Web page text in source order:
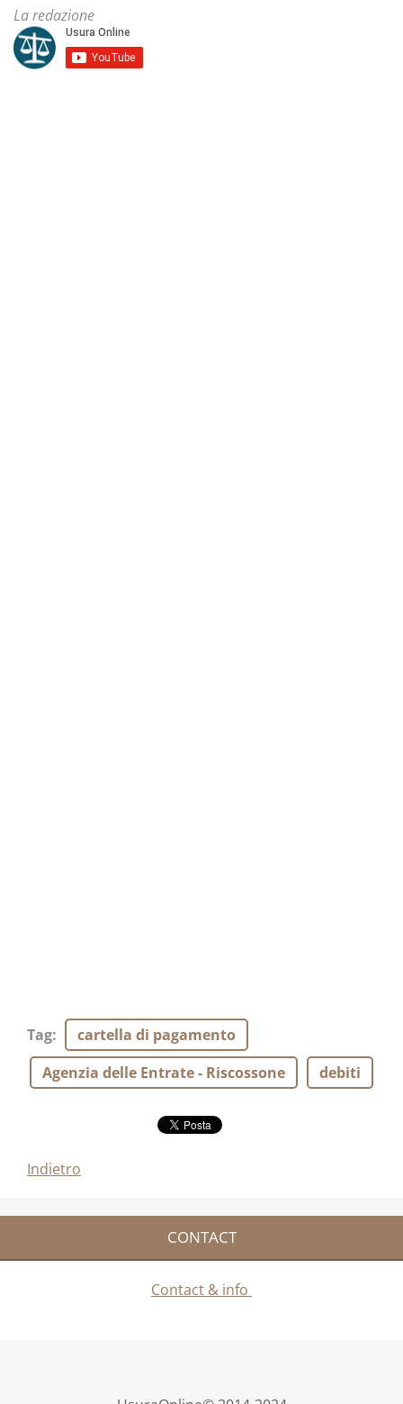
La redazione
Tag:
cartella di pagamento
Agenzia delle Entrate - Riscossone
debiti
Indietro
CONTACT
Contact & info